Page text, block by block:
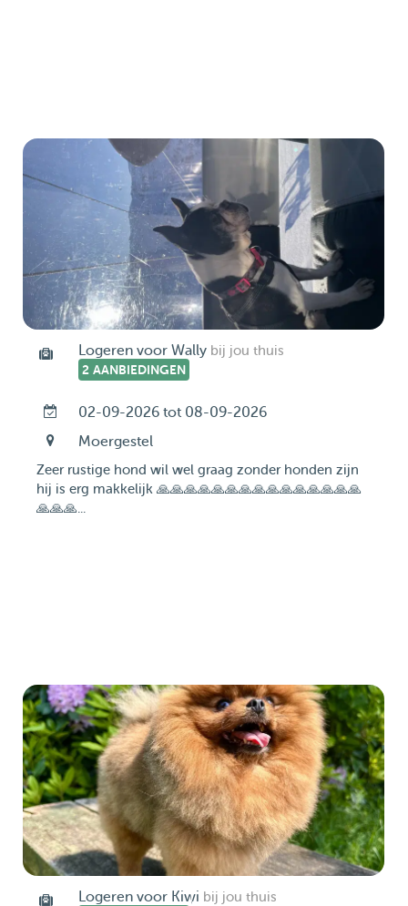
Logeren voor Wally bij jou thuis
2 AANBIEDINGEN
02-09-2026 tot 08-09-2026
Moergestel
Zeer rustige hond wil wel graag zonder honden zijn
hij is erg makkelijk 🙏🙏🙏🙏🙏🙏🙏🙏🙏🙏🙏🙏🙏🙏🙏
🙏🙏🙏...
Logeren voor Kiwi bij jou thuis